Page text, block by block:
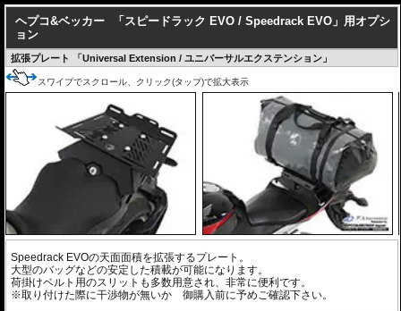
マルチベーシック / MultiBASIC for Speedrack / スピードラック EVOを設置
すれば、
搭載可能
※Speedrack EVOの標準推奨耐荷重は7.5kgです。但し、モデルによっては異
なる場合があります。この場合はマニュアルに記載がございますので、必ずご
確認下さい。
ヘプコ&ベッカー
「スピードラック EVO / Speedrack EVO」用オプシ
ョン
拡張プレート 「Universal Extension / ユニバーサルエクステンション」
スワイプでスクロール、クリック(タップ)で拡大表示
Speedrack EVOの天面面積を拡張するプレート。
大型のバッグなどの安定した積載が可能になります。
荷掛けベルト用のスリットも多数用意され、非常に便利です。
※取り付けた際に干渉物が無いか 御購入前に予めご確認下さい。